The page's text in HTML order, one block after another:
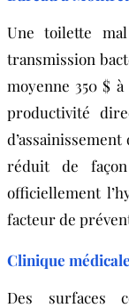
Une toilette
transmission
moyenne 350 $
productivité
réduit de façon
officiellement
facteur de
Clinique
Des surfaces